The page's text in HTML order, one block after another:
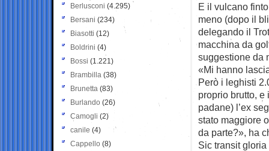
E il vulcano
meno (dopo il
delegando il
macchina da
suggestione da
«Mi hanno
Però i leghisti
proprio brutto,
padane) l’ex
stato maggiore
da parte?», ha
Sic transit
Berlusconi (4.295)
Bersani (234)
Biasotti (12)
Boldrini (4)
Bossi (1.221)
Brambilla (38)
Brunetta (83)
Burlando (26)
Camogli (2)
canile (4)
Cappello (8)